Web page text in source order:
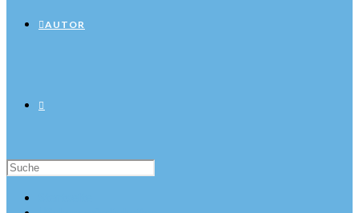
AUTOR
Suche
nach: